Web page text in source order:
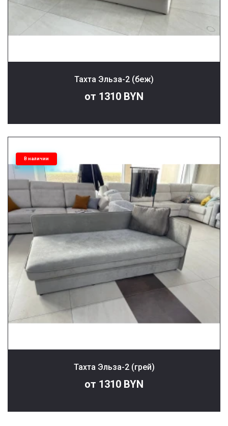
Тахта Эльза-2 (беж)
от 1310 BYN
В наличии
Тахта Эльза-2 (грей)
от 1310 BYN